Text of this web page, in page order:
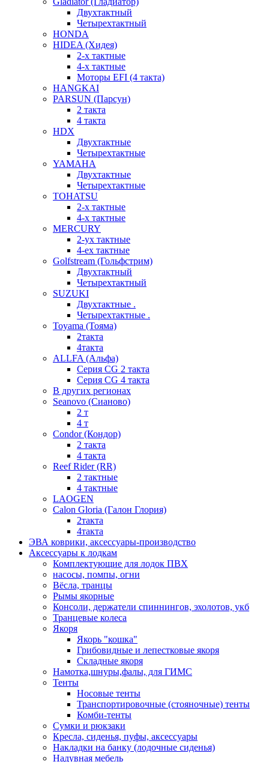
Двухтактный
Четырехтактный
HONDA
HIDEA (Хидея)
2-х тактные
4-х тактные
Моторы EFI (4 такта)
HANGKAI
PARSUN (Парсун)
2 такта
4 такта
HDX
Двухтактные
Четырехтактные
YAMAHA
Двухтактные
Четырехтактные
TOHATSU
2-х тактные
4-х тактные
MERCURY
2-ух тактные
4-ех тактные
Golfstream (Гольфстрим)
Двухтактный
Четырехтактный
SUZUKI
Двухтактные .
Четырехтактные .
Toyama (Тояма)
2такта
4такта
ALLFA (Альфа)
Серия СG 2 такта
Серия СG 4 такта
В других регионах
Seanovo (Сианово)
2 т
4 т
Condor (Кондор)
2 такта
4 такта
Reef Rider (RR)
2 тактные
4 тактные
LAOGEN
Calon Gloria (Галон Глория)
2такта
4такта
ЭВА коврики, аксессуары-производство
Аксессуары к лодкам
Комплектующие для лодок ПВХ
насосы, помпы, огни
Вёсла, транцы
Рымы якорные
Консоли, держатели спиннингов, эхолотов, укб
Транцевые колеса
Якоря
Якорь "кошка"
Грибовидные и лепестковые якоря
Складные якоря
Намотка,шнуры,фалы, для ГИМС
Тенты
Носовые тенты
Транспортировочные (стояночные) тенты
Комби-тенты
Сумки и рюкзаки
Кресла, сиденья, пуфы, аксессуары
Накладки на банку (лодочные сиденья)
Надувная мебель